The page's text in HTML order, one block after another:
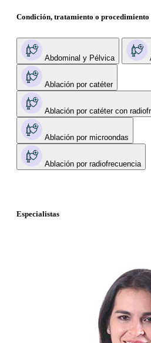
Condición, tratamiento o procedimiento
Abdominal y Pélvica
Ablación por catéter
Ablación por catéter con
Ablación por microondas
Ablación por radiofrecuencia
Especialistas